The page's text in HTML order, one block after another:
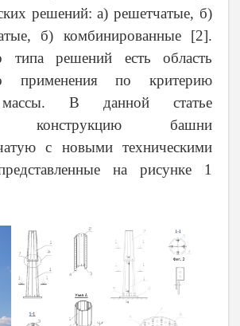
решений: а) решетчатые, б)
б) комбинированные [2].
типа решений есть область
применения по критерию
В данной статье
конструкцию башни
с новыми техническими
на рисунке 1